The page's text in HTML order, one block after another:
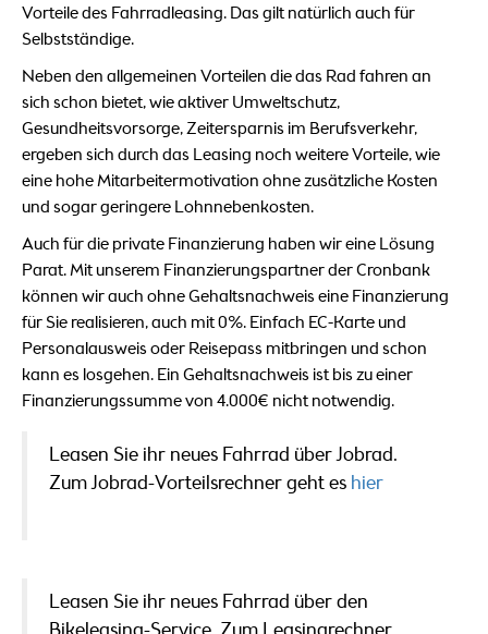
Vorteile des Fahrradleasing. Das gilt natürlich auch für
Selbstständige.
Neben den allgemeinen Vorteilen die das Rad fahren an
sich schon bietet, wie aktiver Umweltschutz,
Gesundheitsvorsorge, Zeitersparnis im Berufsverkehr,
ergeben sich durch das Leasing noch weitere Vorteile, wie
eine hohe Mitarbeitermotivation ohne zusätzliche Kosten
und sogar geringere Lohnnebenkosten.
Auch für die private Finanzierung haben wir eine Lösung
Parat. Mit unserem Finanzierungspartner der Cronbank
können wir auch ohne Gehaltsnachweis eine Finanzierung
für Sie realisieren, auch mit 0%. Einfach EC-Karte und
Personalausweis oder Reisepass mitbringen und schon
kann es losgehen. Ein Gehaltsnachweis ist bis zu einer
Finanzierungssumme von 4.000€ nicht notwendig.
Leasen Sie ihr neues Fahrrad über Jobrad.
Zum Jobrad-Vorteilsrechner geht es hier
Leasen Sie ihr neues Fahrrad über den